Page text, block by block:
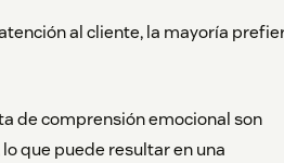
al cliente, la mayoría
de comprensión emocional son
que puede resultar en una